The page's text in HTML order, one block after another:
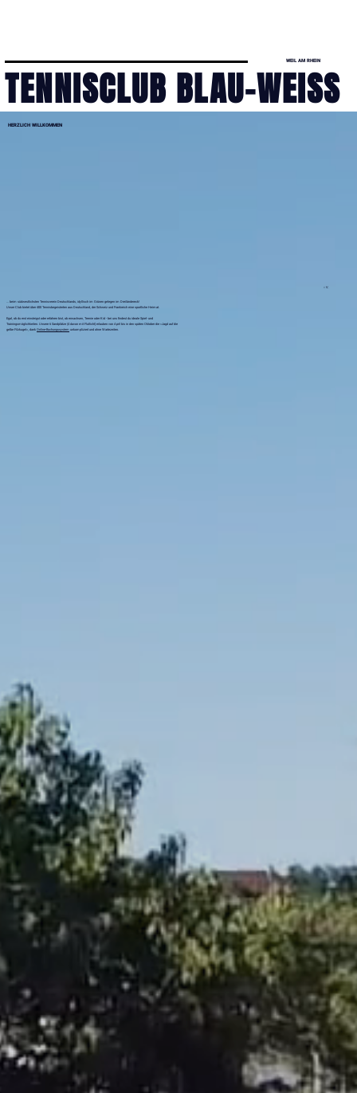
HERZLICH WILLKOMMEN
... beim südwestlichsten Tennisverein Deutschlands, idyllisch im Grünen gelegen im Dreiländereck!
Unser Club bietet über 400 Tennisbegeisterten aus Deutschland, der Schweiz und Frankreich eine sportliche Heimat.
Egal, ob du erst einsteigst oder erfahren bist, ob erwachsen, Teenie oder Kid - bei uns findest du ideale Spiel- und
Trainingsmöglichkeiten. Unsere 6 Sandplätze (4 davon mit Flutlicht) erlauben von April bis in den späten Oktober die «Jagd auf die
gelbe Filzkugel», dank Online-Buchungssystemunkompliziert und ohne Wartezeiten.
TENNISCLUB BLAU-WEISS
WEIL AM RHEIN
e. V.